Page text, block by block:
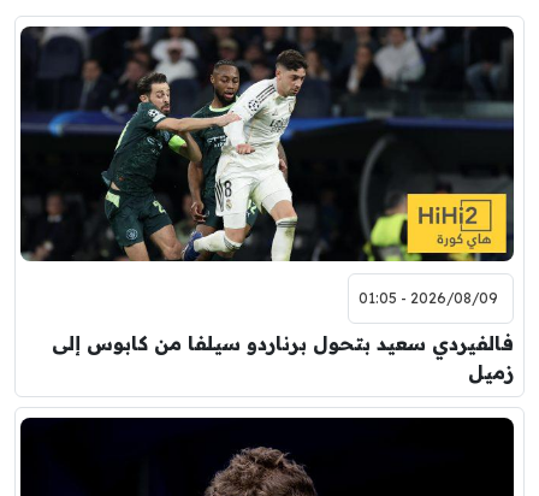
2026/08/09 - 01:05
فالفيردي سعيد بتحول برناردو سيلفا من كابوس إلى
زميل